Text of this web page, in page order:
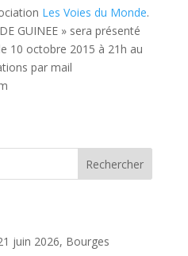
Les Voies du Monde.
GUINEE » sera présenté
10 octobre 2015 à 21h au
par mail
Rechercher
juin 2026, Bourges